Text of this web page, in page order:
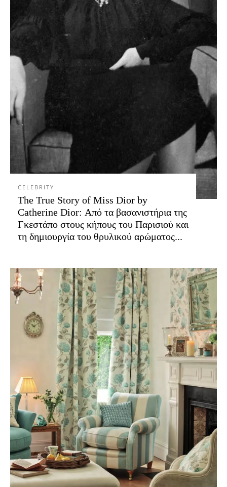
CELEBRITY
The True Story of Miss Dior by
Catherine Dior: Από τα βασανιστήρια της
Γκεστάπο στους κήπους του Παρισιού και
τη δημιουργία του θρυλικού αρώματος...